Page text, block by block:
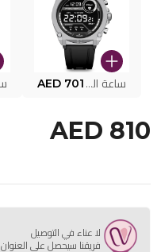
ساعة البوليس الذكية MY.AVATAR PEIUN0000101 AED 701
AED 810
لا عناء في التوصيل
فريقنا سيحصل على العنوان